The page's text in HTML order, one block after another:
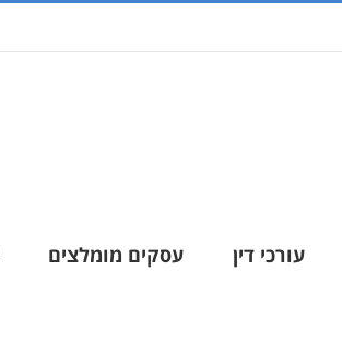
עורכי דין עסקים מומלצים